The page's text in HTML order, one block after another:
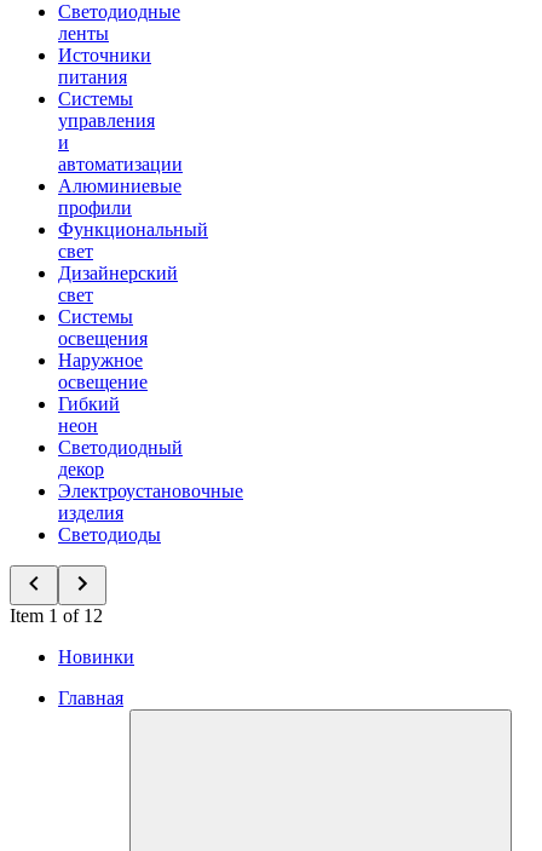
Светодиодные
ленты
Источники
питания
Системы
управления
и
автоматизации
Алюминиевые
профили
Функциональный
свет
Дизайнерский
свет
Системы
освещения
Наружное
освещение
Гибкий
неон
Светодиодный
декор
Электроустановочные
изделия
Светодиоды
Item 1 of 12
Новинки
Главная